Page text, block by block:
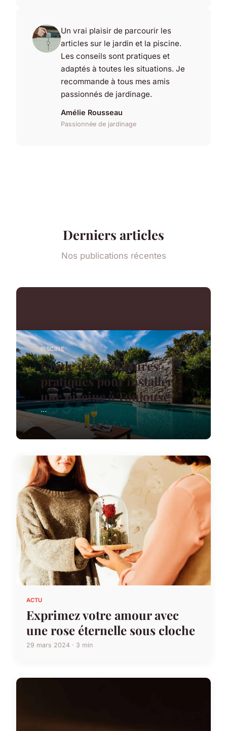
Un vrai plaisir de parcourir les
articles sur le jardin et la piscine.
Les conseils sont pratiques et
adaptés à toutes les situations. Je
recommande à tous mes amis
passionnés de jardinage.
Amélie Rousseau
Passionnée de jardinage
Derniers articles
Nos publications récentes
PISCINE
Guide des meilleures
pratiques pour installer
une piscine à Toulouse
...
ACTU
Exprimez votre amour avec
une rose éternelle sous cloche
29 mars 2024 · 3 min